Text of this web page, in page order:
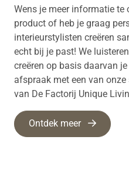
Wens je meer informatie
product of heb je graag
interieurstylisten creëren
echt bij je past! We
creëren op basis daarvan
afspraak met een van
van De Factorij Unique
Ontdek meer